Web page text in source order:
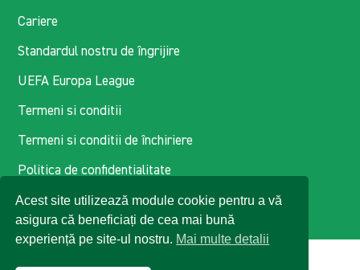
Cariere
Standardul nostru de îngrijire
UEFA Europa League
Termeni si conditii
Termeni si conditii de închiriere
Politica de confidentialitate
Politica de cookie-uri
Acest site utilizează module cookie pentru a vă
asigura că beneficiați de cea mai bună
experiență pe site-ul nostru. Mai multe detalii